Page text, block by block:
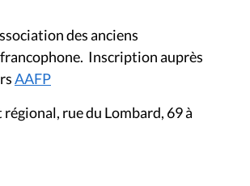
des anciens
Inscription auprès
AAFP
rue du Lombard, 69 à